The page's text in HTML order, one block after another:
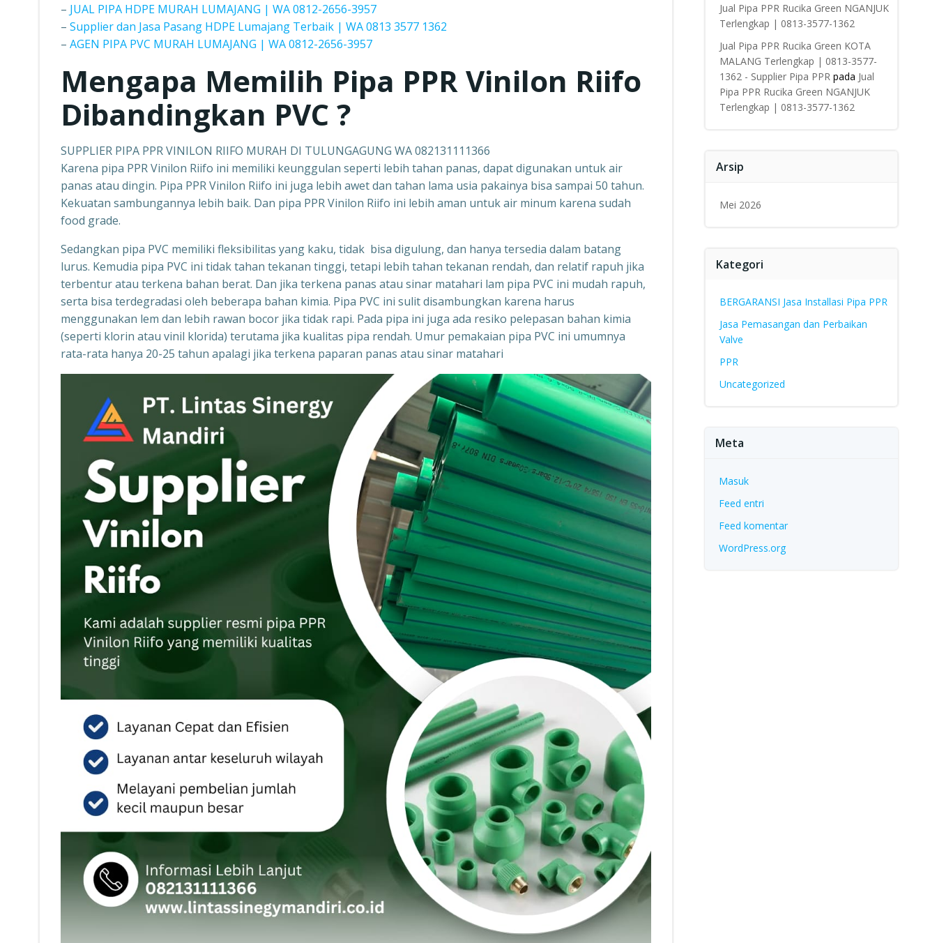
– JUAL PIPA HDPE MURAH LUMAJANG | WA 0812-2656-3957
– Supplier dan Jasa Pasang HDPE Lumajang Terbaik | WA 0813 3577 1362
– AGEN PIPA PVC MURAH LUMAJANG | WA 0812-2656-3957
Mengapa Memilih Pipa PPRVinilon Riifo
Dibandingkan PVC ?
SUPPLIER PIPA PPR VINILON RIIFO MURAH DI TULUNGAGUNG WA 082131111366
Karena pipa PPR Vinilon Riifo ini memiliki keunggulan seperti lebih tahan panas, dapat digunakan untuk air
panas atau dingin. Pipa PPR Vinilon Riifo ini juga lebih awet dan tahan lama usia pakainya bisa sampai 50 tahun.
Kekuatan sambungannya lebih baik. Dan pipa PPR Vinilon Riifo ini lebih aman untuk air minum karena sudah
food grade.
Sedangkan pipa PVC memiliki fleksibilitas yang kaku, tidak bisa digulung, dan hanya tersedia dalam batang
lurus. Kemudia pipa PVC ini tidak tahan tekanan tinggi, tetapi lebih tahan tekanan rendah, dan relatif rapuh jika
terbentur atau terkena bahan berat. Dan jika terkena panas atau sinar matahari lam pipa PVC ini mudah rapuh,
serta bisa terdegradasi oleh beberapa bahan kimia. Pipa PVC ini sulit disambungkan karena harus
menggunakan lem dan lebih rawan bocor jika tidak rapi. Pada pipa ini juga ada resiko pelepasan bahan kimia
(seperti klorin atau vinil klorida) terutama jika kualitas pipa rendah. Umur pemakaian pipa PVC ini umumnya
rata-rata hanya 20-25 tahun apalagi jika terkena paparan panas atau sinar matahari
Jual Pipa PPR Rucika Green NGANJUK
Terlengkap | 0813-3577-1362
Jual Pipa PPR Rucika Green KOTA
MALANG Terlengkap | 0813-3577-
1362 - Supplier Pipa PPRpada Jual
Pipa PPR Rucika Green NGANJUK
Terlengkap | 0813-3577-1362
Arsip
Mei 2026
Kategori
BERGARANSI Jasa Installasi Pipa PPR
Jasa Pemasangan dan Perbaikan
Valve
PPR
Uncategorized
Meta
Masuk
Feed entri
Feed komentar
WordPress.org